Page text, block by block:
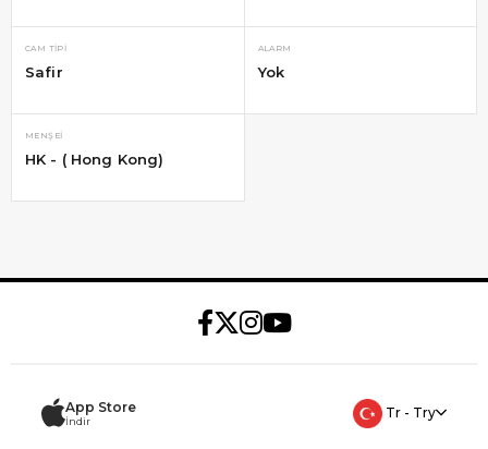
CAM TIPI
Safir
ALARM
Yok
MENŞEI
HK - ( Hong Kong)
App Store
İndir
Tr - Try